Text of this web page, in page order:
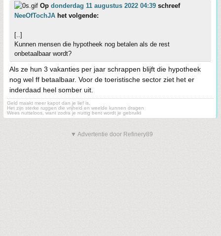
Op donderdag 11 augustus 2022 04:39 schreef
NeeOfTochJA het volgende:
[..]
Kunnen mensen die hypotheek nog betalen als de rest
onbetaalbaar wordt?
Als ze hun 3 vakanties per jaar schrappen blijft die hypotheek
nog wel ff betaalbaar. Voor de toeristische sector ziet het er
inderdaad heel somber uit.
Geld maakt meer kapot dan je lief is.
Het zijn sterke ruggen die vrijheid en weelde kunnen dragen
Wees nutteloos, want zodra je nuttig bent wordt je gebruikt
▼ Advertentie door Refinery89